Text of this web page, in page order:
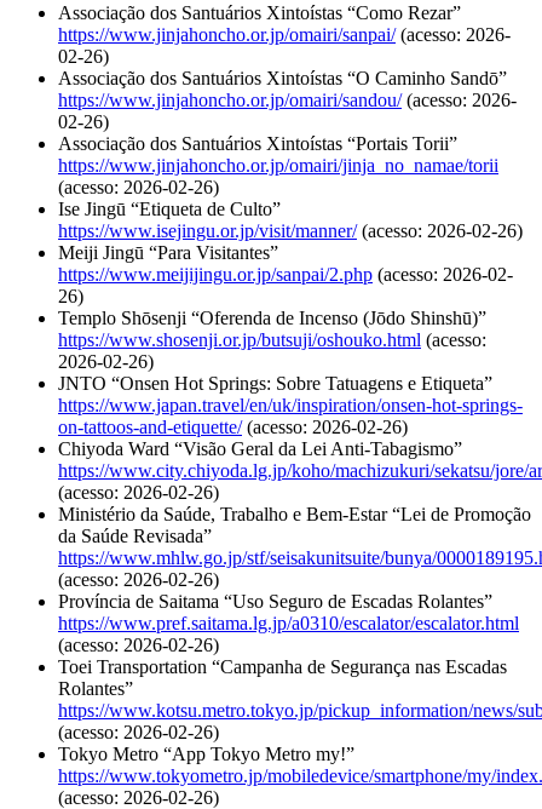
Associação dos Santuários Xintoístas “Como Rezar”
https://www.jinjahoncho.or.jp/omairi/sanpai/(acesso: 2026-
02-26)
Associação dos Santuários Xintoístas “O Caminho Sandō”
https://www.jinjahoncho.or.jp/omairi/sandou/(acesso: 2026-
02-26)
Associação dos Santuários Xintoístas “Portais Torii”
https://www.jinjahoncho.or.jp/omairi/jinja_no_namae/torii
(acesso: 2026-02-26)
Ise Jingū “Etiqueta de Culto”
https://www.isejingu.or.jp/visit/manner/(acesso: 2026-02-26)
Meiji Jingū “Para Visitantes”
https://www.meijijingu.or.jp/sanpai/2.php (acesso: 2026-02-
26)
Templo Shōsenji “Oferenda de Incenso (Jōdo Shinshū)”
https://www.shosenji.or.jp/butsuji/oshouko.html (acesso:
2026-02-26)
JNTO “Onsen Hot Springs: Sobre Tatuagens e Etiqueta”
https://www.japan.travel/en/uk/inspiration/onsen-hot-springs-
on-tattoos-and-etiquette/(acesso: 2026-02-26)
Chiyoda Ward “Visão Geral da Lei Anti-Tabagismo”
https://www.city.chiyoda.lg.jp/koho/machizukuri/sekatsu/jore/
(acesso: 2026-02-26)
Ministério da Saúde, Trabalho e Bem-Estar “Lei de Promoção
da Saúde Revisada”
https://www.mhlw.go.jp/stf/seisakunitsuite/bunya/
(acesso: 2026-02-26)
Província de Saitama “Uso Seguro de Escadas Rolantes”
https://www.pref.saitama.lg.jp/a0310/escalator/escalator.html
(acesso: 2026-02-26)
Toei Transportation “Campanha de Segurança nas Escadas
Rolantes”
https://www.kotsu.metro.tokyo.jp/pickup_information/news/
(acesso: 2026-02-26)
Tokyo Metro “App Tokyo Metro my!”
https://www.tokyometro.jp/mobiledevice/smartphone/my/
(acesso: 2026-02-26)